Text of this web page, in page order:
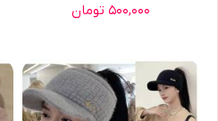
۵۰۰,۰۰۰ تومان